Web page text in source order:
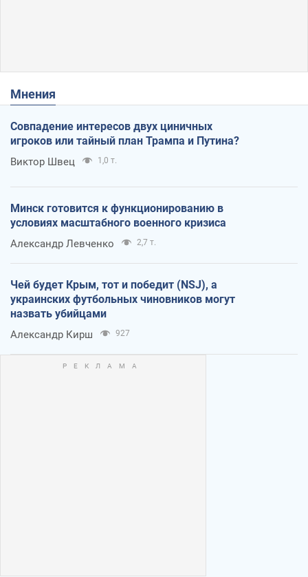
Мнения
Совпадение интересов двух циничных
игроков или тайный план Трампа и Путина?
Виктор Швец 1,0 т.
Минск готовится к функционированию в
условиях масштабного военного кризиса
Александр Левченко 2,7 т.
Чей будет Крым, тот и победит (NSJ), а
украинских футбольных чиновников могут
назвать убийцами
Александр Кирш 927